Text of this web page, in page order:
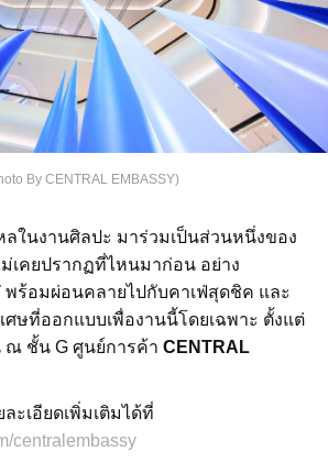
By CENTRAL EMBASSY)
ในงานศิลปะ มาร่วมเป็นส่วนหนึ่งของ
เคยปรากฏที่ไหนมาก่อน อย่าง
พร้อมผ่อนคลายไปกับคาเฟ่สุดชิค และ
ษที่ออกแบบเพื่องานนี้โดยเฉพาะ ตั้งแต่
ณ ชั้น G ศูนย์การค้า CENTRAL
ะเอียดเพิ่มเติมได้ที่
centralembassy